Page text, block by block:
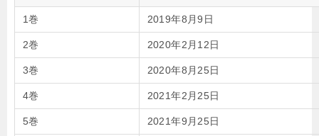
1巻 2019年8月9日
2巻 2020年2月12日
3巻 2020年8月25日
4巻 2021年2月25日
5巻 2021年9月25日